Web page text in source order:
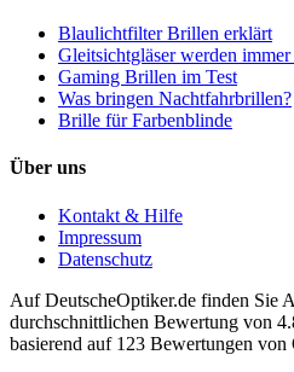
Blaulichtfilter Brillen erklärt
Gleitsichtgläser werden
Gaming Brillen im Test
Was bringen Nachtfahrbrillen?
Brille für Farbenblinde
Über uns
Kontakt & Hilfe
Impressum
Datenschutz
AufDeutscheOptiker.de finden Sie
durchschnittlichen Bewertung von
basierend auf 123 Bewertungen von